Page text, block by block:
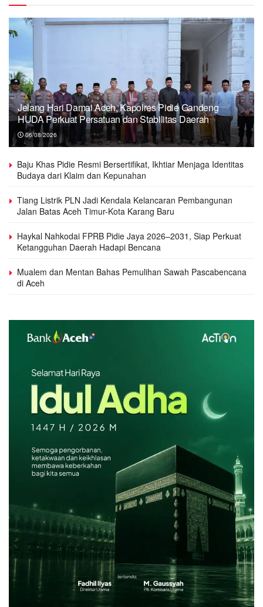
Jelang Hari Damai Aceh, Kapolres Pidie Gandeng
HUDA Perkuat Persatuan dan Stabilitas Daerah
06/08/2026
Baju Khas Pidie Resmi Bersertifikat, Ikhtiar Menjaga Identitas
Budaya dari Klaim dan Kepunahan
Tiang Listrik PLN Jadi Kendala Kelancaran Pembangunan
Jalan Batas Aceh Timur-Kota Karang Baru
Haykal Nahkodai FPRB Pidie Jaya 2026–2031, Siap Perkuat
Ketangguhan Daerah Hadapi Bencana
Mualem dan Mentan Bahas Pemulihan Sawah Pascabencana
di Aceh